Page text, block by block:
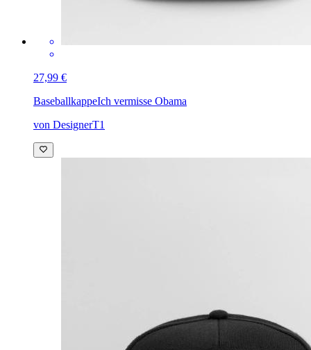
27,99 €
BaseballkappeIch vermisse Obama
von DesignerT1